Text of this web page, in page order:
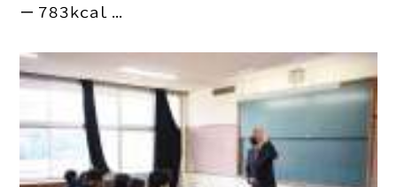
ー ７８３ｋｃａｌ ...